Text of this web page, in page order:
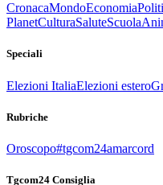
CronacaMondoEconomia
PlanetCulturaSaluteScuola
Speciali
Elezioni ItaliaElezioni estero
Rubriche
Oroscopo#tgcom24amarcord
Tgcom24 Consiglia